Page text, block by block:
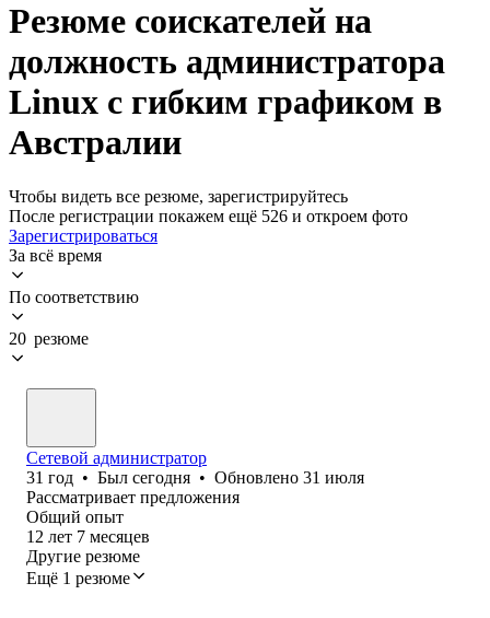
Резюме соискателей на
должность администратора
Linux с гибким графиком в
Австралии
Чтобы видеть все резюме, зарегистрируйтесь
После регистрации покажем ещё 526 и откроем фото
Зарегистрироваться
За всё время
По соответствию
20 резюме
Сетевой администратор
31 год • Был сегодня • Обновлено 31 июля
Рассматривает предложения
Общий опыт
12 лет 7 месяцев
Другие резюме
Ещё 1 резюме